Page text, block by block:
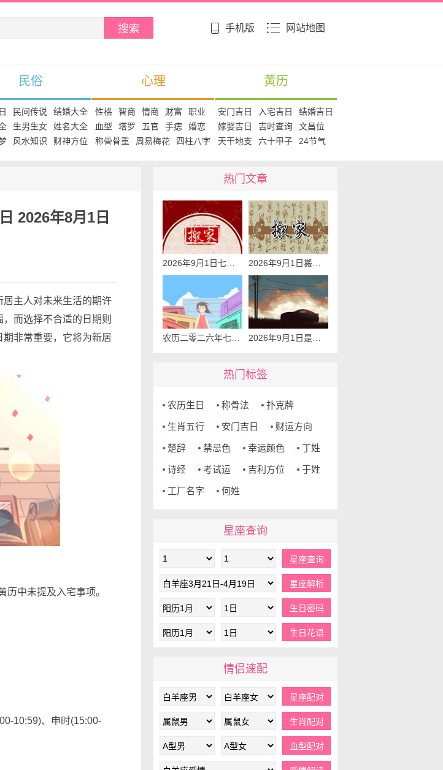
搜索 手机版 网站地图
民俗
民间传说
结婚大全
生男生女
姓名大全
风水知识 财神方位
心理
性格 智商 情商 财富
职业
血型
塔罗 五官 手痣
婚恋
称骨骨重
周易梅花 四柱八字
黄历
安门吉日 入宅吉日
结婚吉日
嫁娶吉日
吉时查询
文昌位
天干地支
六十甲子 24节气
2026年8月1日
居主人对未来生活的期许
而选择不合适的日期则
非常重要，它将为新居
中未提及入宅事项。
10:59)、申时(15:00-
热门文章
热门标签
农历生日 称骨法 扑克牌
生肖五行 安门吉日 财运方向
楚辞 禁忌色 幸运颜色 丁姓
诗经 考试运 吉利方位 于姓
工厂名字 何姓
星座查询
情侣速配